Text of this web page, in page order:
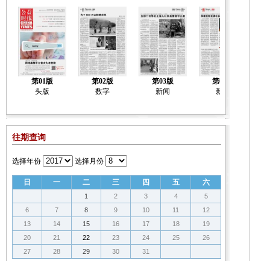
第01版
头版
第02版
数字
第03版
新闻
第04版
新闻
往期查询
选择年份 选择月份
日 一 二 三 四 五 六
1 2 3 4
5
6
7 8 9 10 11
12
13
14 15 16 17 18
19
20
21 22 23 24 25
26
27
28 29 30 31